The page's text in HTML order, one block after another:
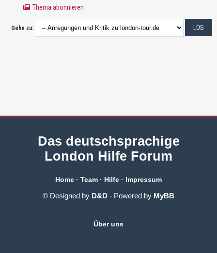
Thema abonnieren
Gehe zu:
Das deutschsprachige
London Hilfe Forum
Home · Team · Hilfe · Impressum
© Designed by D&D - Powered by MyBB
Über uns
.